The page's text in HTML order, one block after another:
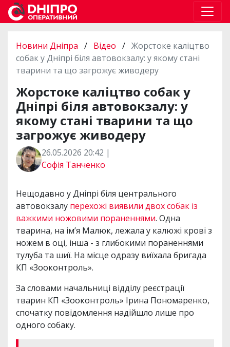
Новини Дніпра / Відео / Жорстоке каліцтво
собак у Дніпрі біля автовокзалу: у якому стані
тварини та що загрожує живодеру
Жорстоке каліцтво собак у
Дніпрі біля автовокзалу: у
якому стані тварини та що
загрожує живодеру
26.05.2026 20:42 |
Софія Танченко
Нещодавно у Дніпрі біля центрального
автовокзалу перехожі виявили двох собак із
важкими ножовими пораненнями. Одна
тварина, на ім’я Малюк, лежала у калюжі крові з
ножем в оці, інша - з глибокими пораненнями
тулуба та шиї. На місце одразу виїхала бригада
КП «Зооконтроль».
За словами начальниці відділу реєстрації
тварин КП «Зооконтроль» Ірина Пономаренко,
спочатку повідомлення надійшло лише про
одного собаку.